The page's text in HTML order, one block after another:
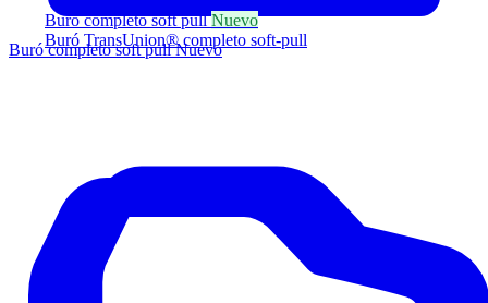
Buró completo soft pullNuevo
Buró TransUnion® completo soft-pull
Buró completo soft pullNuevo